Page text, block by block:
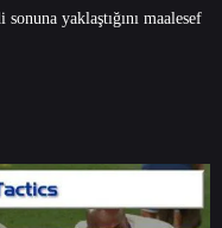
yaklaştığını maalesef